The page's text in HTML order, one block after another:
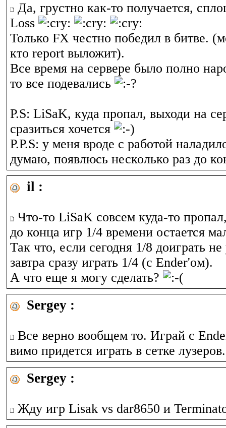
Да, грустно как-то получается,
Loss
Только FX честно победил в битве.
кто report выложит).
Все время на сервере было полно
то все подевались
P.S: LiSaK, куда пропал, выходи на
сразиться хочется
P.P.S: у меня вроде с работой
думаю, появлюсь несколько раз до
il :
Что-то LiSaK совсем куда-то
до конца игр 1/4 времени остается
Так что, если сегодня 1/8 доиграть не
завтра сразу играть 1/4 (с Ender'ом).
А что еще я могу сделать?
Sergey :
Все верно вообщем то. Играй с
вимо придется играть в сетке лузеров.
Sergey :
Жду игр Lisak vs dar8650 и